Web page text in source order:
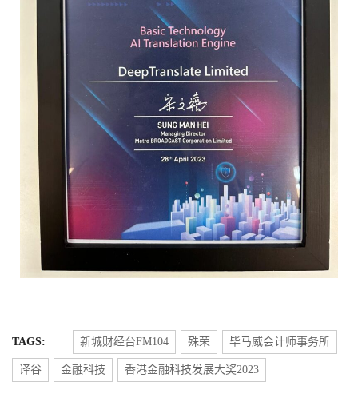
TAGS: 新城财经台FM104 殊荣 毕马威会计师事务所
译谷 金融科技 香港金融科技发展大奖2023